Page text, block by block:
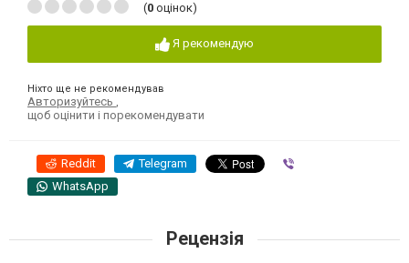
(0 оцінок)
Я рекомендую
Ніхто ще не рекомендував
Авторизуйтесь
щоб оцінити і порекомендувати
Reddit Telegram
WhatsApp
Рецензія